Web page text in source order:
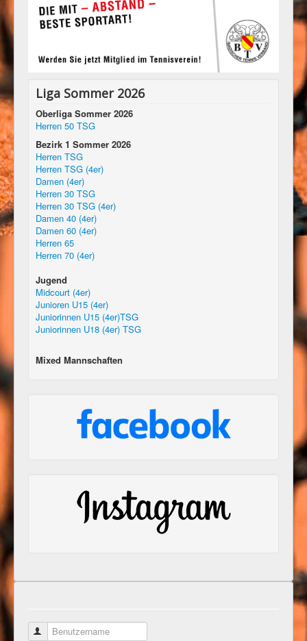
Liga Sommer 2026
Oberliga Sommer 2026
Herren 50 TSG
Bezirk 1 Sommer 2026
Herren TSG
Herren TSG (4er)
Damen (4er)
Herren 30 TSG
Herren 30 TSG (4er)
Damen 40 (4er)
Damen 60 (4er)
Herren 65
Herren 70 (4er)
Jugend
Midcourt (4er)
Junioren U15 (4er)
Juniorinnen U15 (4er)TSG
Juniorinnen U18 (4er) TSG
Mixed Mannschaften
Benutzername